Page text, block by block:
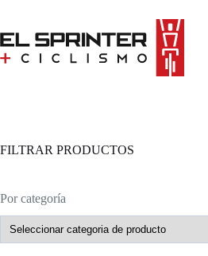
content
FILTRAR PRODUCTOS
Por categoría